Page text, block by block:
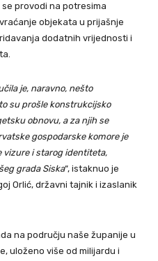
se provodi na potresima
objekata u prijašnje
dodatnih vrijednosti i
je, naravno, nešto
su prošle konstrukcijsko
obnovu, a za njih se
gospodarske komore je
vizure i starog identiteta,
grada Siska“, istaknuo je
Orlić, državni tajnik i izaslanik
na području naše županije u
uloženo više od milijardu i